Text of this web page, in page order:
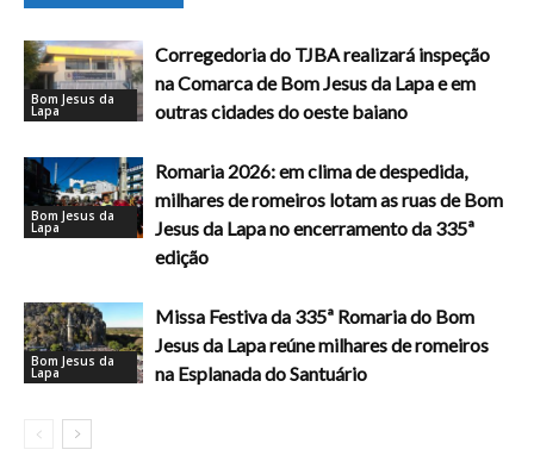
Bom Jesus da
Lapa
Corregedoria do TJBA realizará inspeção
na Comarca de Bom Jesus da Lapa e em
outras cidades do oeste baiano
Bom Jesus da
Lapa
Romaria 2026: em clima de despedida,
milhares de romeiros lotam as ruas de Bom
Jesus da Lapa no encerramento da 335ª
edição
Bom Jesus da
Lapa
Missa Festiva da 335ª Romaria do Bom
Jesus da Lapa reúne milhares de romeiros
na Esplanada do Santuário